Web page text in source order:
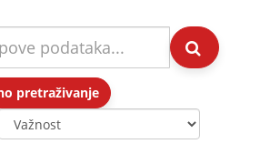
pretraživanje